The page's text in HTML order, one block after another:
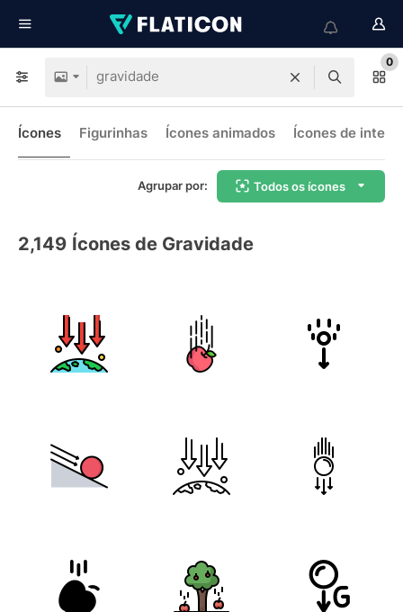
0
Ícones Figurinhas Ícones animados Ícones de
Agrupar por: Todos os ícones
2,149 Ícones de Gravidade